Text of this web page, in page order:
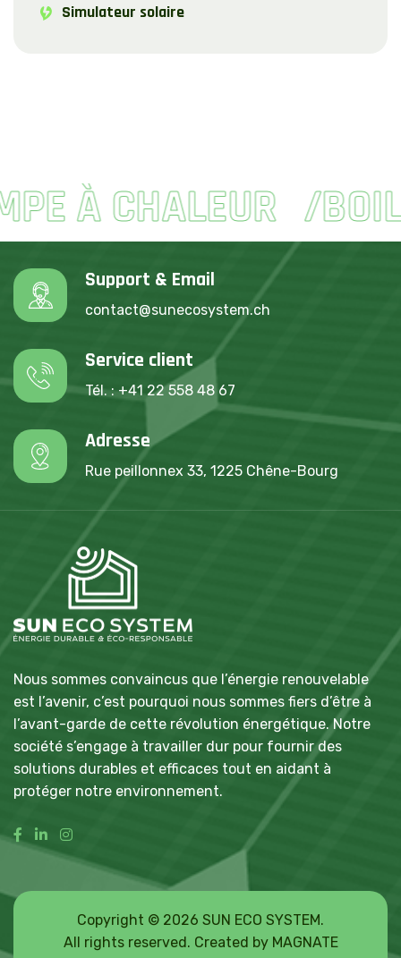
Simulateur solaire
À CHALEUR
Support & Email
contact@sunecosystem.ch
Service client
Tél. : +41 22 558 48 67
Adresse
Rue peillonnex 33, 1225 Chêne-Bourg
Nous sommes convaincus que l’énergie renouvelable
est l’avenir, c’est pourquoi nous sommes fiers d’être à
l’avant-garde de cette révolution énergétique. Notre
société s’engage à travailler dur pour fournir des
solutions durables et efficaces tout en aidant à
protéger notre environnement.
Copyright © 2026 SUN ECO SYSTEM.
All rights reserved. Created by MAGNATE